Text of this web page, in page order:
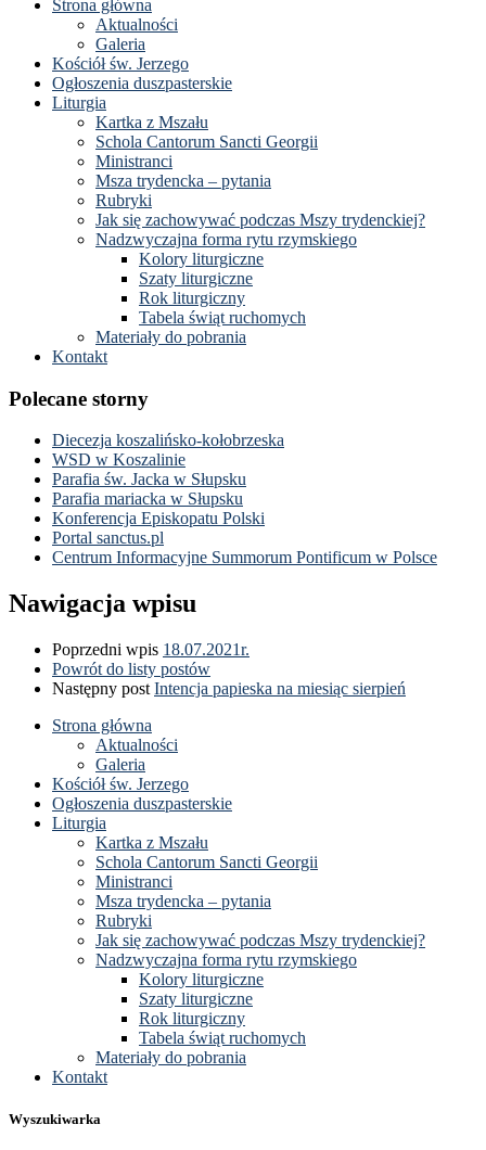
Strona główna
Aktualności
Galeria
Kościół św. Jerzego
Ogłoszenia duszpasterskie
Liturgia
Kartka z Mszału
Schola Cantorum Sancti Georgii
Ministranci
Msza trydencka – pytania
Rubryki
Jak się zachowywać podczas Mszy trydenckiej?
Nadzwyczajna forma rytu rzymskiego
Kolory liturgiczne
Szaty liturgiczne
Rok liturgiczny
Tabela świąt ruchomych
Materiały do pobrania
Kontakt
Polecane storny
Diecezja koszalińsko-kołobrzeska
WSD w Koszalinie
Parafia św. Jacka w Słupsku
Parafia mariacka w Słupsku
Konferencja Episkopatu Polski
Portal sanctus.pl
Centrum Informacyjne Summorum Pontificum w Polsce
Nawigacja wpisu
Poprzedni wpis 18.07.2021r.
Powrót do listy postów
Następny post Intencja papieska na miesiąc sierpień
Strona główna
Aktualności
Galeria
Kościół św. Jerzego
Ogłoszenia duszpasterskie
Liturgia
Kartka z Mszału
Schola Cantorum Sancti Georgii
Ministranci
Msza trydencka – pytania
Rubryki
Jak się zachowywać podczas Mszy trydenckiej?
Nadzwyczajna forma rytu rzymskiego
Kolory liturgiczne
Szaty liturgiczne
Rok liturgiczny
Tabela świąt ruchomych
Materiały do pobrania
Kontakt
Wyszukiwarka